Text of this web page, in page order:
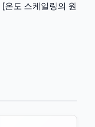
[온도 스케일링의 원